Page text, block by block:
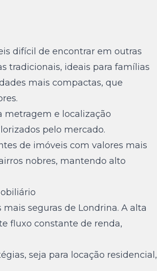
difícil de encontrar em outras
tradicionais, ideais para famílias
mais compactas, que
metragem e localização
pelo mercado.
de imóveis com valores mais
nobres, mantendo alto
seguras de Londrina. A alta
fluxo constante de renda,
seja para locação residencial,